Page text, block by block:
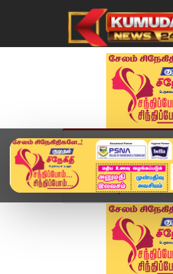
முகப்பு விளையாட்டு
Home வீடியோ ஸ்டோரி